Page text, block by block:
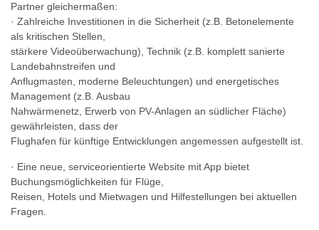
Partner gleichermaßen:
· Zahlreiche Investitionen in die Sicherheit (z.B. Betonelemente
als kritischen Stellen,
stärkere Videoüberwachung), Technik (z.B. komplett sanierte
Landebahnstreifen und
Anflugmasten, moderne Beleuchtungen) und energetisches
Management (z.B. Ausbau
Nahwärmenetz, Erwerb von PV-Anlagen an südlicher Fläche)
gewährleisten, dass der
Flughafen für künftige Entwicklungen angemessen aufgestellt ist.
· Eine neue, serviceorientierte Website mit App bietet
Buchungsmöglichkeiten für Flüge,
Reisen, Hotels und Mietwagen und Hilfestellungen bei aktuellen
Fragen.